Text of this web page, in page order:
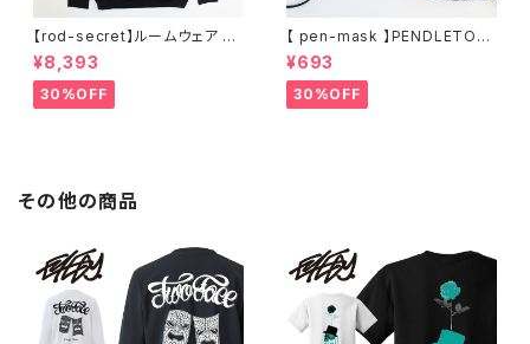
【rod-secret】ルームウェア フ
ーディー アーティスト バンド ア
ウトドア RODMAN BRAND ロ
ッドマンブランド Dennis Rod
man RODAMAN SECRET H
¥8,393
30%OFF
【 pen-mask 】PENDLETON
ペンドルトン ファッションマス
ク アウトドア フリーサイズ アウ
トドア 通勤 通学 通気性 マスク
乾燥しない 蒸れない
¥693
30%OFF
その他の商品